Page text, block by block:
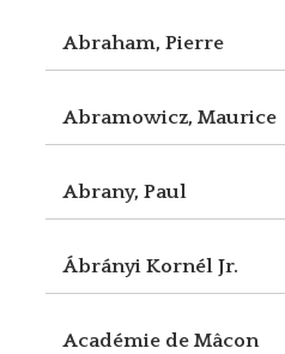
Abraham, Pierre
Abramowicz, Maurice
Abrany, Paul
Ábrányi Kornél Jr.
Académie de Mâcon